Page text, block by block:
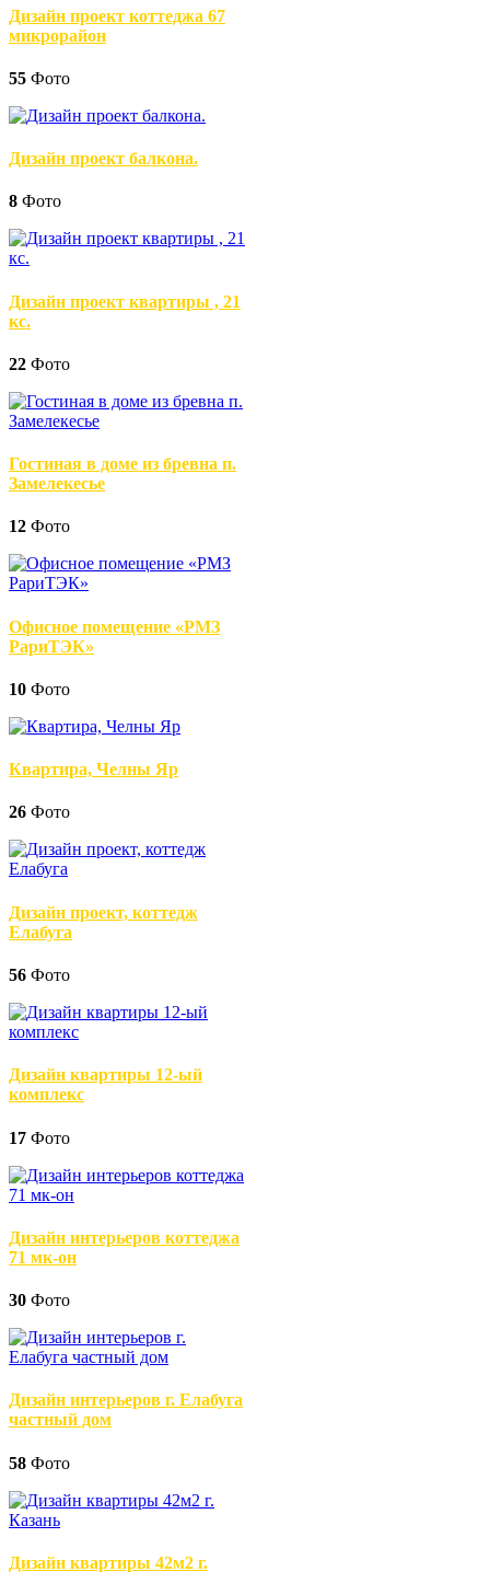
Дизайн проект коттеджа 67
микрорайон
55 Фото
Дизайн проект балкона.
8 Фото
Дизайн проект квартиры , 21
кс.
22 Фото
Гостиная в доме из бревна п.
Замелекесье
12 Фото
Офисное помещение «РМЗ
РариТЭК»
10 Фото
Квартира, Челны Яр
26 Фото
Дизайн проект, коттедж
Елабуга
56 Фото
Дизайн квартиры 12-ый
комплекс
17 Фото
Дизайн интерьеров коттеджа
71 мк-он
30 Фото
Дизайн интерьеров г. Елабуга
частный дом
58 Фото
Дизайн квартиры 42м2 г.